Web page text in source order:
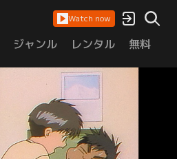
Watch now
ジャンル レンタル 無料